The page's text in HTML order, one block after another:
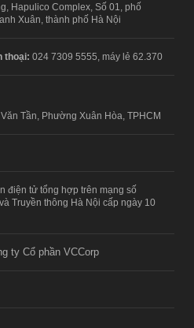
Hapulico Complex, Số 01, phố
Xuân, thành phố Hà Nội
thoại: 024 7309 5555, máy lẻ 62.370
Tần, Phường Xuân Hòa, TPHCM
điện tử tổng hợp trên mạng số
Truyền thông Hà Nội cấp ngày 10
ty Cổ phần VCCorp